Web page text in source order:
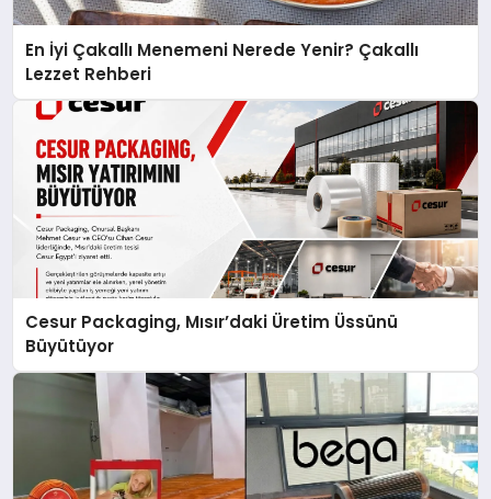
En İyi Çakallı Menemeni Nerede Yenir? Çakallı
Lezzet Rehberi
Cesur Packaging, Mısır’daki Üretim Üssünü
Büyütüyor